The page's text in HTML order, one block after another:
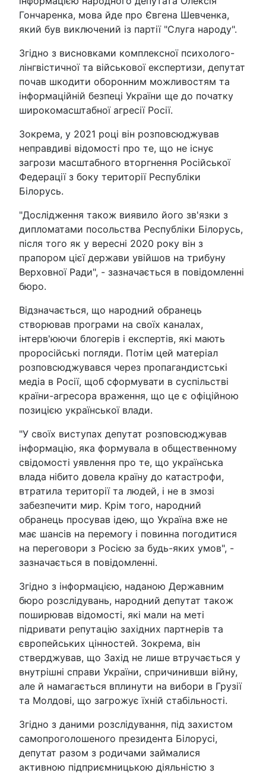
Гончаренка, мова йде про Євгена Шевченка,
який був виключений із партії "Слуга народу".
Згідно з висновками комплексної психолого-
лінгвістичної та військової експертизи, депутат
почав шкодити оборонним можливостям та
інформаційній безпеці України ще до початку
широкомасштабної агресії Росії.
Зокрема, у 2021 році він розповсюджував
неправдиві відомості про те, що не існує
загрози масштабного вторгнення Російської
Федерації з боку території Республіки
Білорусь.
"Дослідження також виявило його зв'язки з
дипломатами посольства Республіки Білорусь,
після того як у вересні 2020 року він з
прапором цієї держави увійшов на трибуну
Верховної Ради", - зазначається в повідомленні
бюро.
Відзначається, що народний обранець
створював програми на своїх каналах,
інтерв'юючи блогерів і експертів, які мають
проросійські погляди. Потім цей матеріал
розповсюджувався через пропагандистські
медіа в Росії, щоб сформувати в суспільстві
країни-агресора враження, що це є офіційною
позицією української влади.
"У своїх виступах депутат розповсюджував
інформацію, яка формувала в общественному
свідомості уявлення про те, що українська
влада нібито довела країну до катастрофи,
втратила території та людей, і не в змозі
забезпечити мир. Крім того, народний
обранець просував ідею, що Україна вже не
має шансів на перемогу і повинна погодитися
на переговори з Росією за будь-яких умов", -
зазначається в повідомленні.
Згідно з інформацією, наданою Державним
бюро розслідувань, народний депутат також
поширював відомості, які мали на меті
підривати репутацію західних партнерів та
європейських цінностей. Зокрема, він
стверджував, що Захід не лише втручається у
внутрішні справи України, спричинивши війну,
але й намагається вплинути на вибори в Грузії
та Молдові, що загрожує їхній стабільності.
Згідно з даними розслідування, під захистом
самопроголошеного президента Білорусі,
депутат разом з родичами займалися
активною підприємницькою діяльністю з